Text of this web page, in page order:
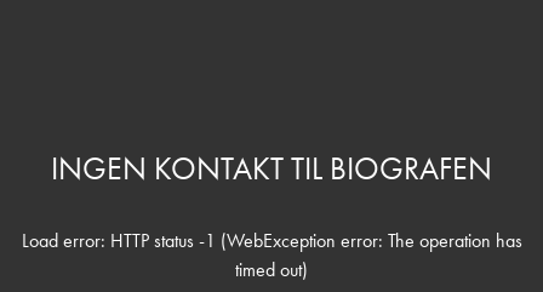
INGEN KONTAKT TIL BIOGRAFEN
Load error: HTTP status -1 (WebException error: The operation has
timed out)